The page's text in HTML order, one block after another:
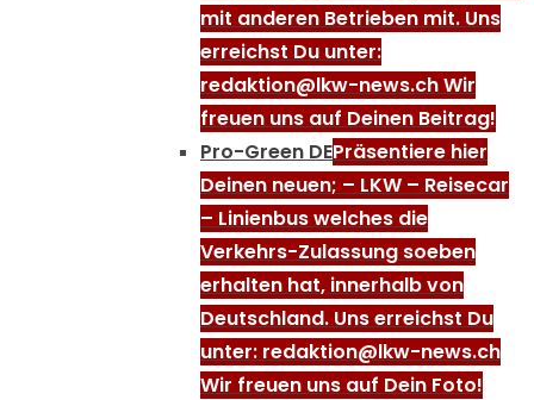
mit anderen Betrieben mit. Uns
erreichst Du unter:
redaktion@lkw-news.ch Wir
freuen uns auf Deinen Beitrag!
Pro-Green DEPräsentiere hier
Deinen neuen; – LKW – Reisecar
– Linienbus welches die
Verkehrs-Zulassung soeben
erhalten hat, innerhalb von
Deutschland. Uns erreichst Du
unter: redaktion@lkw-news.ch
Wir freuen uns auf Dein Foto!